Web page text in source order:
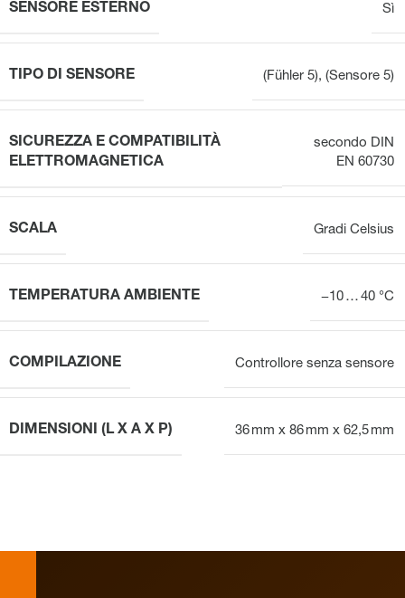
SENSORE ESTERNO Sì
TIPO DI SENSORE (Fühler 5), (Sensore 5)
SICUREZZA E COMPATIBILITÀ
ELETTROMAGNETICA
secondo DIN
EN 60730
SCALA Gradi Celsius
TEMPERATURA AMBIENTE −10 … 40 °C
COMPILAZIONE Controllore senza sensore
DIMENSIONI (L X A X P) 36 mm x 86 mm x 62,5 mm